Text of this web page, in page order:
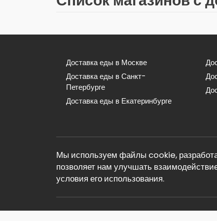
Доставка еды в Москве
Доставка еды в Санкт-
Петербурге
Доставка еды в Екатеринбурге
Мы используем файлы cookie,
позволяет нам улучшать
условия его использования.